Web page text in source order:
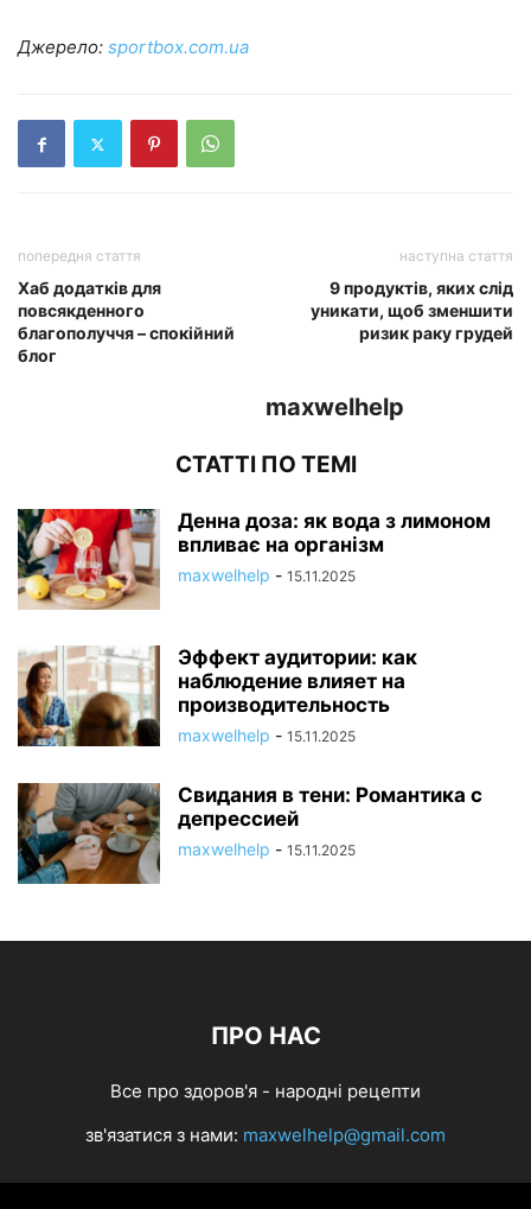
Джерело: sportbox.com.ua
попередня стаття
Хаб додатків для
повсякденного
благополуччя – спокійний
блог
наступна стаття
9 продуктів, яких слід
уникати, щоб зменшити
ризик раку грудей
maxwelhelp
СТАТТІ ПО ТЕМІ
Денна доза: як вода з лимоном
впливає на організм
maxwelhelp - 15.11.2025
Эффект аудитории: как
наблюдение влияет на
производительность
maxwelhelp - 15.11.2025
Свидания в тени: Романтика с
депрессией
maxwelhelp - 15.11.2025
ПРО НАС
Все про здоров'я - народні рецепти
зв'язатися з нами: maxwelhelp@gmail.com